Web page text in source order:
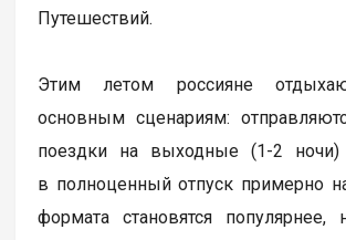
Путешествий.
Этим летом россияне
основным сценариям:
поездки на выходные (1-2
в полноценный отпуск примерно
формата становятся популярнее,